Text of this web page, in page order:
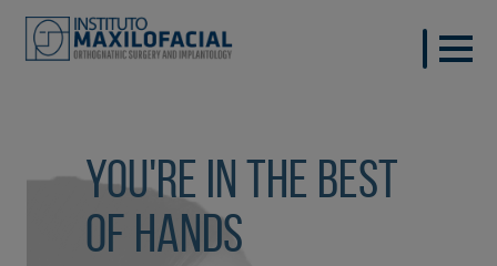
You're in the best
of hands